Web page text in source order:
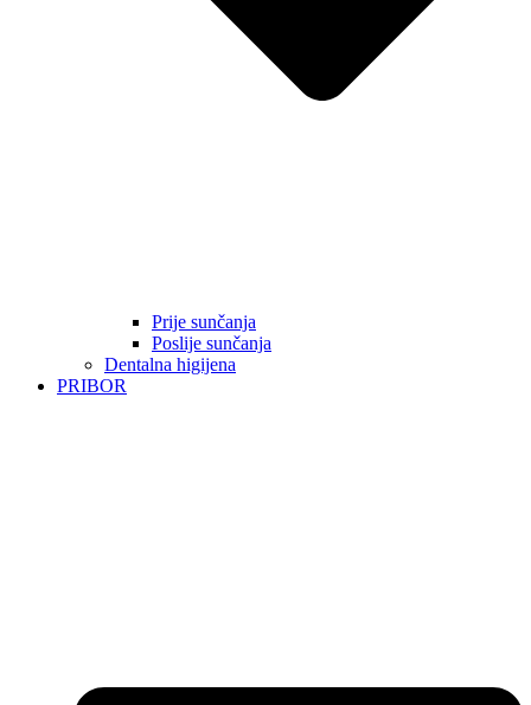
Prije sunčanja
Poslije sunčanja
Dentalna higijena
PRIBOR